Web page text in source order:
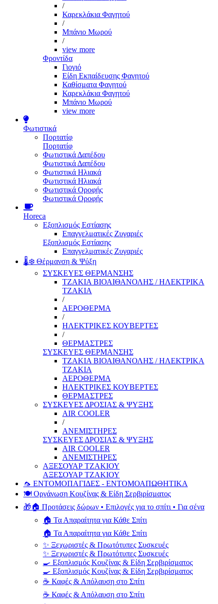
/
Καρεκλάκια Φαγητού
/
Μπάνιο Μωρού
/
view more
Φροντίδα
Γιογιό
Είδη Εκπαίδευσης Φαγητού
Καθίσματα Φαγητού
Καρεκλάκια Φαγητού
Μπάνιο Μωρού
view more
Φωτιστικά
Πορτατίφ
Πορτατίφ
Φωτιστικά Δαπέδου
Φωτιστικά Δαπέδου
Φωτιστικά Ηλιακά
Φωτιστικά Ηλιακά
Φωτιστικά Οροφής
Φωτιστικά Οροφής
Horeca
Εξοπλισμός Εστίασης
Επαγγελματικές Ζυγαριές
Εξοπλισμός Εστίασης
Επαγγελματικές Ζυγαριές
🌡️❄️ Θέρμανση & Ψύξη
ΣΥΣΚΕΥΕΣ ΘΕΡΜΑΝΣΗΣ
ΤΖΑΚΙΑ ΒΙΟΑΙΘΑΝΟΛΗΣ / ΗΛΕΚΤΡΙΚΑ
ΤΖΑΚΙΑ
/
ΑΕΡΟΘΕΡΜΑ
/
ΗΛΕΚΤΡΙΚΕΣ ΚΟΥΒΕΡΤΕΣ
/
ΘΕΡΜΑΣΤΡΕΣ
ΣΥΣΚΕΥΕΣ ΘΕΡΜΑΝΣΗΣ
ΤΖΑΚΙΑ ΒΙΟΑΙΘΑΝΟΛΗΣ / ΗΛΕΚΤΡΙΚΑ
ΤΖΑΚΙΑ
ΑΕΡΟΘΕΡΜΑ
ΗΛΕΚΤΡΙΚΕΣ ΚΟΥΒΕΡΤΕΣ
ΘΕΡΜΑΣΤΡΕΣ
ΣΥΣΚΕΥΕΣ ΔΡΟΣΙΑΣ & ΨΥΞΗΣ
AIR COOLER
/
ΑΝΕΜΙΣΤΗΡΕΣ
ΣΥΣΚΕΥΕΣ ΔΡΟΣΙΑΣ & ΨΥΞΗΣ
AIR COOLER
ΑΝΕΜΙΣΤΗΡΕΣ
ΑΞΕΣΟΥΑΡ ΤΖΑΚΙΟΥ
ΑΞΕΣΟΥΑΡ ΤΖΑΚΙΟΥ
🦟 ΕΝΤΟΜΟΠΑΓΙΔΕΣ - ΕΝΤΟΜΟΑΠΩΘΗΤΙΚΑ
🍽️ Οργάνωση Κουζίνας & Είδη Σερβιρίσματος
🎁🏠 Προτάσεις δώρων • Επιλογές για το σπίτι • Για σένα
🏠 Τα Απαραίτητα για Κάθε Σπίτι
🏠 Τα Απαραίτητα για Κάθε Σπίτι
✨ Ξεχωριστές & Πρωτότυπες Συσκευές
✨ Ξεχωριστές & Πρωτότυπες Συσκευές
🍳 Εξοπλισμός Κουζίνας & Είδη Σερβιρίσματος
🍳 Εξοπλισμός Κουζίνας & Είδη Σερβιρίσματος
☕ Καφές & Απόλαυση στο Σπίτι
☕ Καφές & Απόλαυση στο Σπίτι